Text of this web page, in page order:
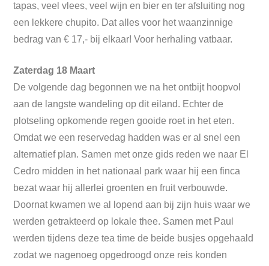
tapas, veel vlees, veel wijn en bier en ter afsluiting nog
een lekkere chupito. Dat alles voor het waanzinnige
bedrag van € 17,- bij elkaar! Voor herhaling vatbaar.
Zaterdag 18 Maart
De volgende dag begonnen we na het ontbijt hoopvol
aan de langste wandeling op dit eiland. Echter de
plotseling opkomende regen gooide roet in het eten.
Omdat we een reservedag hadden was er al snel een
alternatief plan. Samen met onze gids reden we naar El
Cedro midden in het nationaal park waar hij een finca
bezat waar hij allerlei groenten en fruit verbouwde.
Doornat kwamen we al lopend aan bij zijn huis waar we
werden getrakteerd op lokale thee. Samen met Paul
werden tijdens deze tea time de beide busjes opgehaald
zodat we nagenoeg opgedroogd onze reis konden